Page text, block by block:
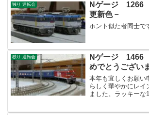
独り 運転会
Nゲージ 1266
更新色－
ホント似た者同士で
独り 運転会
Nゲージ 1466
めでとうござい
本年も宜しくお願い
らしく華やかにレイ
ました。ラッキーな